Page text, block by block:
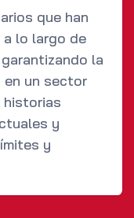
que han
a lo largo de
la
en un sector
historias
y
y